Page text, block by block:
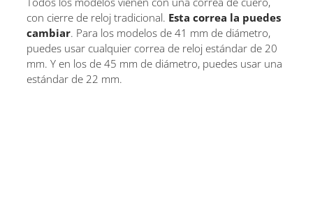
con cierre de reloj tradicional. Esta correa la puedes
cambiar. Para los modelos de 41 mm de diámetro,
puedes usar cualquier correa de reloj estándar de 20
mm. Y en los de 45 mm de diámetro, puedes usar una
estándar de 22 mm.